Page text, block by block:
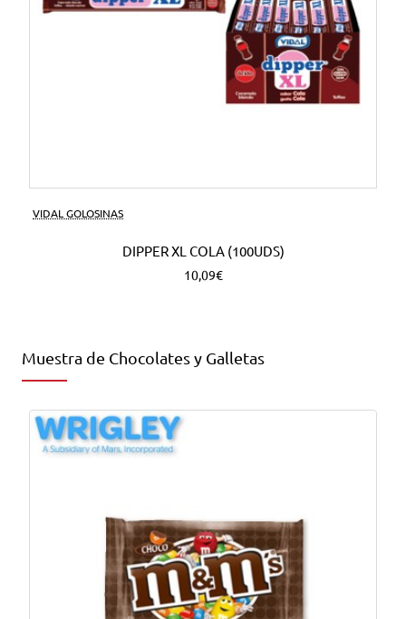
VIDAL GOLOSINAS
DIPPER XL COLA (100UDS)
10,09€
Muestra de Chocolates y Galletas